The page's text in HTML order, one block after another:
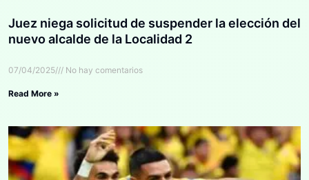
Juez niega solicitud de suspender la elección del
nuevo alcalde de la Localidad 2
07/04/2025 No hay comentarios
Read More »